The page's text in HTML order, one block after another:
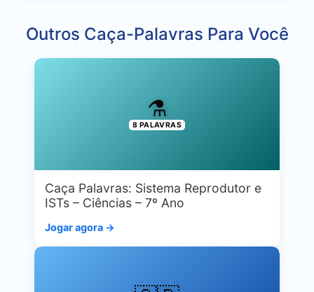
Outros Caça-Palavras Para Você
⚗️
8 PALAVRAS
Caça Palavras: Sistema Reprodutor e
ISTs – Ciências – 7º Ano
Jogar agora →